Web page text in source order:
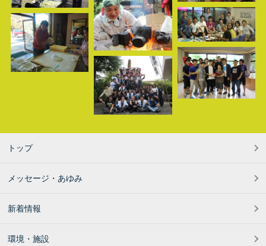
トップ
メッセージ・あゆみ
新着情報
環境・施設